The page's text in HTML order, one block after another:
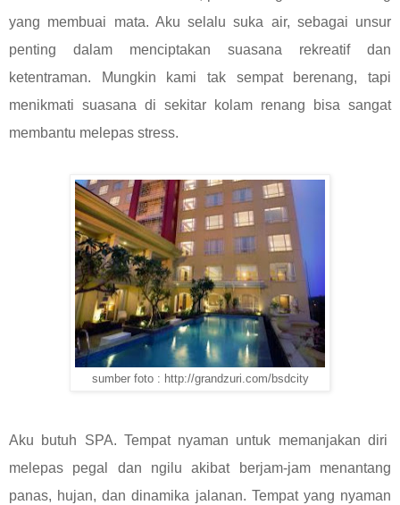
yang membuai mata. Aku selalu suka air, sebagai unsur
penting dalam menciptakan suasana rekreatif dan
ketentraman. Mungkin kami tak sempat berenang, tapi
menikmati suasana di sekitar kolam renang bisa sangat
membantu melepas stress.
sumber foto : http://grandzuri.com/bsdcity
Aku butuh SPA. Tempat nyaman untuk memanjakan diri
melepas pegal dan ngilu akibat berjam-jam menantang
panas, hujan, dan dinamika jalanan. Tempat yang nyaman